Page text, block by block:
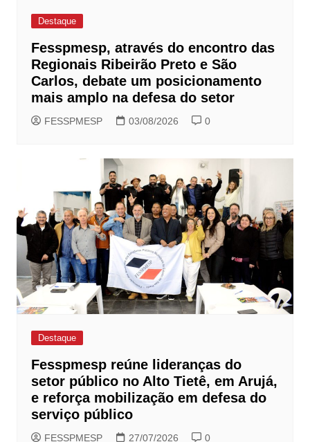
Destaque
Fesspmesp, através do encontro das
Regionais Ribeirão Preto e São
Carlos, debate um posicionamento
mais amplo na defesa do setor
FESSPMESP 03/08/2026 0
Destaque
Fesspmesp reúne lideranças do
setor público no Alto Tietê, em Arujá,
e reforça mobilização em defesa do
serviço público
FESSPMESP 27/07/2026 0